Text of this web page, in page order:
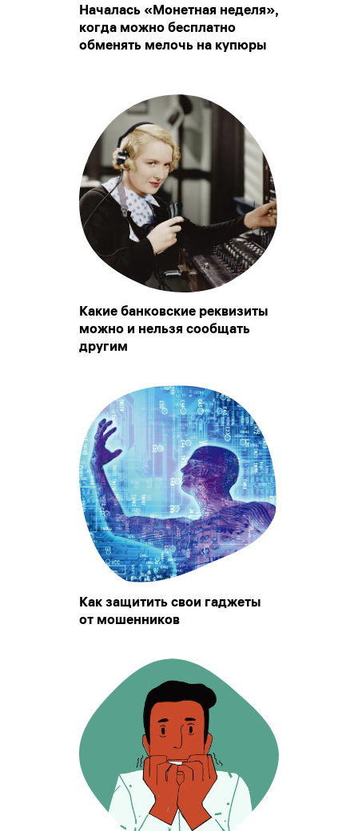
Началась «Монетная неделя»,
когда можно бесплатно
обменять мелочь на купюры
Какие банковские реквизиты
можно и нельзя сообщать
другим
Как защитить свои гаджеты
от мошенников